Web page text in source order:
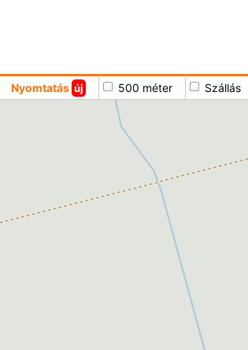
Nyomtatás új 500 méter Szállás